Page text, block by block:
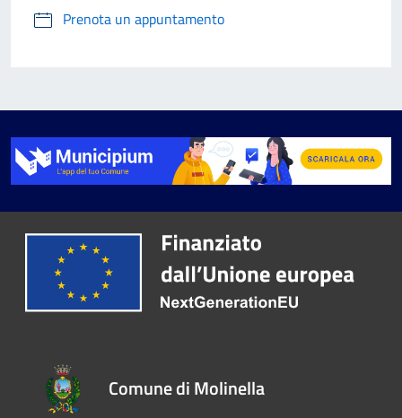
Prenota un appuntamento
Comune di Molinella